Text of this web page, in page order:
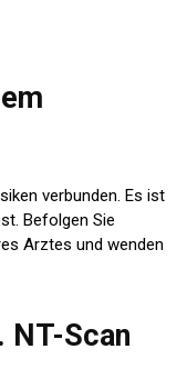
verbunden. Es ist
Befolgen Sie
Arztes und wenden
NT-Scan